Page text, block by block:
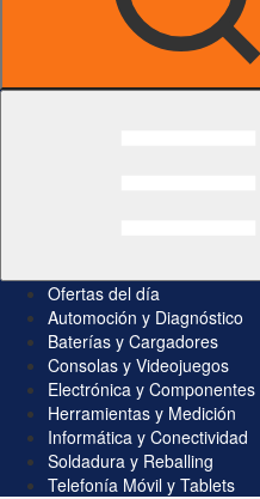
Ofertas del día
Automoción y Diagnóstico
Baterías y Cargadores
Consolas y Videojuegos
Electrónica y Componentes
Herramientas y Medición
Informática y Conectividad
Soldadura y Reballing
Telefonía Móvil y Tablets